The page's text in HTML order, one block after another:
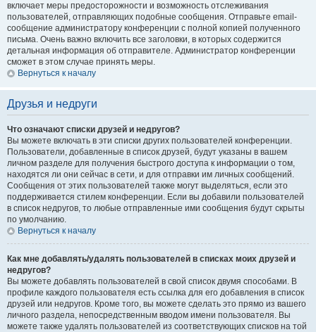
включает меры предосторожности и возможность отслеживания
пользователей, отправляющих подобные сообщения. Отправьте email-
сообщение администратору конференции с полной копией полученного
письма. Очень важно включить все заголовки, в которых содержится
детальная информация об отправителе. Администратор конференции
сможет в этом случае принять меры.
Вернуться к началу
Друзья и недруги
Что означают списки друзей и недругов?
Вы можете включать в эти списки других пользователей конференции.
Пользователи, добавленные в список друзей, будут указаны в вашем
личном разделе для получения быстрого доступа к информации о том,
находятся ли они сейчас в сети, и для отправки им личных сообщений.
Сообщения от этих пользователей также могут выделяться, если это
поддерживается стилем конференции. Если вы добавили пользователей
в список недругов, то любые отправленные ими сообщения будут скрыты
по умолчанию.
Вернуться к началу
Как мне добавлять/удалять пользователей в списках моих друзей и
недругов?
Вы можете добавлять пользователей в свой список двумя способами. В
профиле каждого пользователя есть ссылка для его добавления в список
друзей или недругов. Кроме того, вы можете сделать это прямо из вашего
личного раздела, непосредственным вводом имени пользователя. Вы
можете также удалять пользователей из соответствующих списков на той